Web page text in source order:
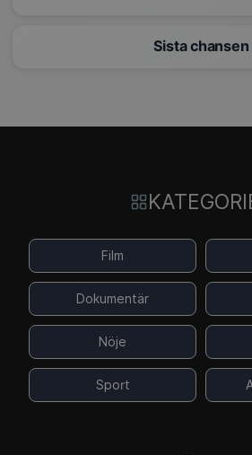
Sista chansen
Film
Dokumentär
Nöje
Sport